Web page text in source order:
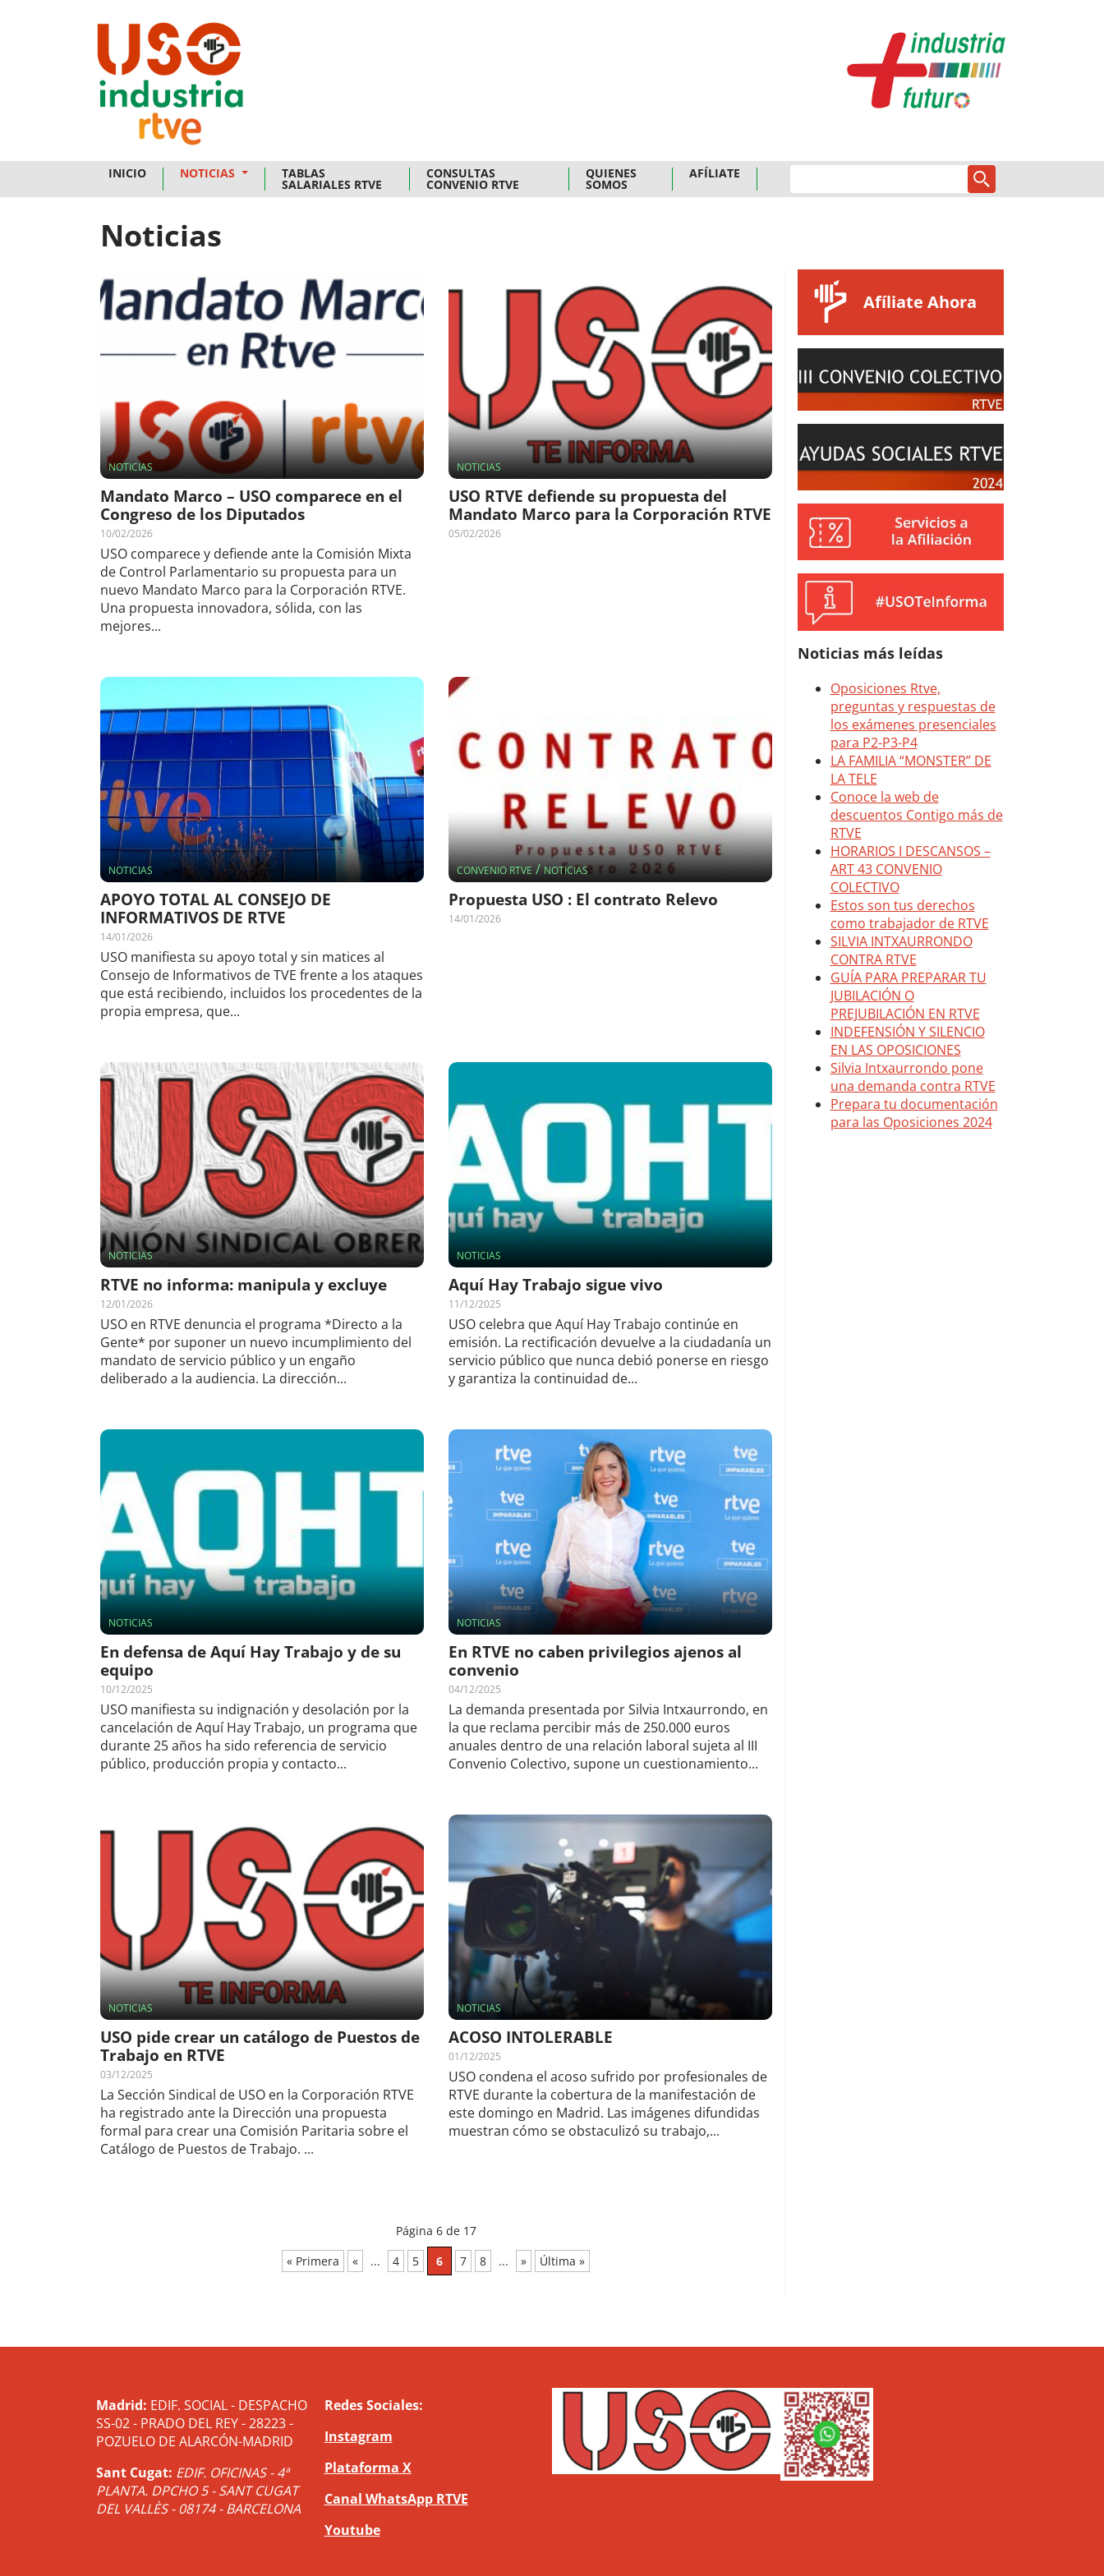
INICIO NOTICIAS TABLAS
SALARIALES RTVE
CONSULTAS
CONVENIO RTVE
QUIENES
SOMOS
AFÍLIATE
Noticias
NOTICIAS
Mandato Marco – USO comparece en el
Congreso de los Diputados
10/02/2026
USO comparece y defiende ante la Comisión Mixta
de Control Parlamentario su propuesta para un
nuevo Mandato Marco para la Corporación RTVE.
Una propuesta innovadora, sólida, con las
mejores...
NOTICIAS
USO RTVE defiende su propuesta del
Mandato Marco para la Corporación RTVE
05/02/2026
NOTICIAS
APOYO TOTAL AL CONSEJO DE
INFORMATIVOS DE RTVE
14/01/2026
USO manifiesta su apoyo total y sin matices al
Consejo de Informativos de TVE frente a los ataques
que está recibiendo, incluidos los procedentes de la
propia empresa, que...
CONVENIO RTVE/NOTICIAS
Propuesta USO : El contrato Relevo
14/01/2026
NOTICIAS
RTVE no informa: manipula y excluye
12/01/2026
USO en RTVE denuncia el programa *Directo a la
Gente* por suponer un nuevo incumplimiento del
mandato de servicio público y un engaño
deliberado a la audiencia. La dirección...
NOTICIAS
Aquí Hay Trabajo sigue vivo
11/12/2025
USO celebra que Aquí Hay Trabajo continúe en
emisión. La rectificación devuelve a la ciudadanía un
servicio público que nunca debió ponerse en riesgo
y garantiza la continuidad de...
NOTICIAS
En defensa de Aquí Hay Trabajo y de su
equipo
10/12/2025
USO manifiesta su indignación y desolación por la
cancelación de Aquí Hay Trabajo, un programa que
durante 25 años ha sido referencia de servicio
público, producción propia y contacto...
NOTICIAS
En RTVE no caben privilegios ajenos al
convenio
04/12/2025
La demanda presentada por Silvia Intxaurrondo, en
la que reclama percibir más de 250.000 euros
anuales dentro de una relación laboral sujeta al III
Convenio Colectivo, supone un cuestionamiento...
NOTICIAS
USO pide crear un catálogo de Puestos de
Trabajo en RTVE
03/12/2025
La Sección Sindical de USO en la Corporación RTVE
ha registrado ante la Dirección una propuesta
formal para crear una Comisión Paritaria sobre el
Catálogo de Puestos de Trabajo. ...
NOTICIAS
ACOSO INTOLERABLE
01/12/2025
USO condena el acoso sufrido por profesionales de
RTVE durante la cobertura de la manifestación de
este domingo en Madrid. Las imágenes difundidas
muestran cómo se obstaculizó su trabajo,...
Página 6 de 17
« Primera
« ... 4 5 6 7 8 ... » Última »
Afíliate Ahora
Noticias más leídas
Madrid: EDIF. SOCIAL - DESPACHO
SS-02 - PRADO DEL REY - 28223 -
POZUELO DE ALARCÓN-MADRID
Sant Cugat: EDIF. OFICINAS - 4ª
PLANTA. DPCHO 5 - SANT CUGAT
DEL VALLÈS - 08174 - BARCELONA
Redes Sociales:
Instagram
Plataforma X
Canal WhatsApp RTVE
Youtube